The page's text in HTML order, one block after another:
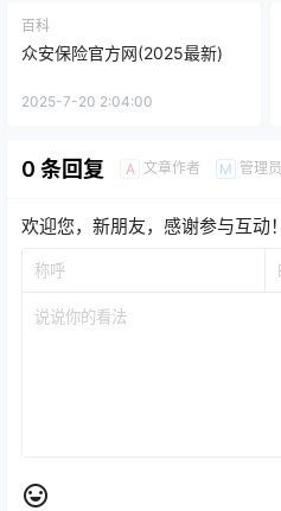
百科
众安保险官方网(2025最新)
2025-7-20 2:04:00
0 条回复 A 文章作者 M 管理员
欢迎您，新朋友，感谢参与互动！